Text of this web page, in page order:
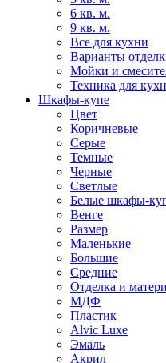
6 кв. м.
9 кв. м.
Все для кухни
Варианты
Мойки и
Техника для
Шкафы-купе
Цвет
Коричневые
Серые
Темные
Черные
Светлые
Белые шкафы-
Венге
Размер
Маленькие
Большие
Средние
Отделка и
МДФ
Пластик
Alvic Luxe
Эмаль
Акрил